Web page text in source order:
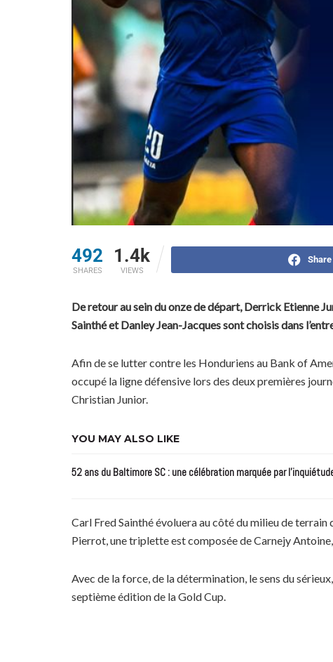
492
SHARES
1.4k
VIEWS
De retour au sein du onze de départ, Derrick Etienne
Sainthé et Danley Jean-Jacques sont choisis dans
Afin de se lutter contre les Honduriens au Bank of
occupé la ligne défensive lors des deux premières
Christian Junior.
YOU MAY ALSO LIKE
52 ans du Baltimore SC : une célébration marquée par
Carl Fred Sainthé évoluera au côté du milieu de
Pierrot, une triplette est composée de Carnejy
Avec de la force, de la détermination, le sens du
septième édition de la Gold Cup.